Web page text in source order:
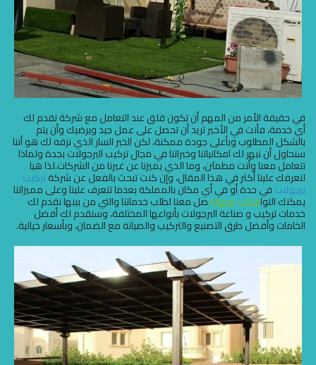
في حقيقة الأمر من المهم أن تكون قلق عند التعامل مع شركة تقدم لك
أي خدمة، فأنت في الأخير تريد أن تحصل على عمل جيد ويرضيك وأن يتم
بالشكل المطلوب وبأعلى جودة ممكنة، لكن الخبر السار الذي نزفه لك هو أننا
سنحاول أن نبهر لك امكانياتنا وخبراتنا في مجال تركيب البرجولات بجدة ولماذا
تتعامل معنا وأنت مطمئن، وما الذي يميزنا عن غيرنا من الشركات.لذا هيا
لنعرفك علينا أكثر في هذا المقال، وإن كنت تبحث بالفعل عن شركةتركيب
برجولاتفي جدة أو في أي مكان بالمملكة بعدما تتعرف علينا وعلى مميزاتنا
يمكنك التواتركيب برجولاتصل معنا لطلب خدماتنا والتي من بينها نقدم لك
خدمات تركيب و صناعة البرجولات بأنواعها المختلفة، وسنقدم لك أفضل
الخامات وأفضل طرق التصنيع والتركيب والصيانة مع الضمان، وبأسعار خيالية.